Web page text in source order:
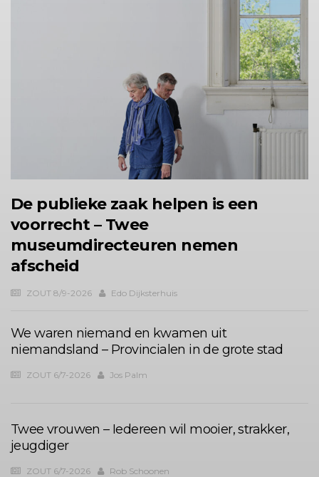
De publieke zaak helpen is een
voorrecht – Twee
museumdirecteuren nemen
afscheid
ZOUT 8/9-2026 Edo Dijksterhuis
We waren niemand en kwamen uit
niemandsland – Provincialen in de grote stad
ZOUT 6/7-2026 Jos Palm
Twee vrouwen – Iedereen wil mooier, strakker,
jeugdiger
ZOUT 6/7-2026 Rob Schoonen